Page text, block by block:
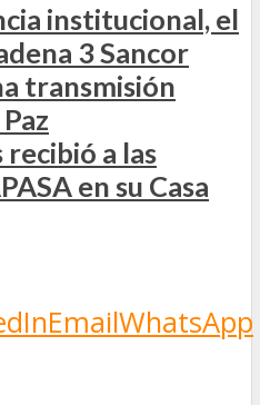
institucional, el
3 Sancor
transmisión
recibió a las
en su Casa
EmailWhatsApp